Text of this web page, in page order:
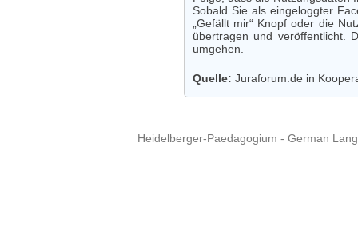
Sobald Sie als eingeloggter
„Gefällt mir“ Knopf oder die
übertragen und veröffentlicht.
umgehen.
Quelle: Juraforum.de in
Heidelberger-Paedagogium - German